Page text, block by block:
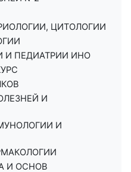
ЦИТОЛОГИИ
И ПЕДИАТРИИ ИНО
И
И
И ОСНОВ